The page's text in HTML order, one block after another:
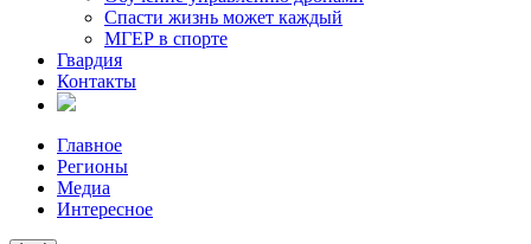
Спасти жизнь может каждый
МГЕР в спорте
Гвардия
Контакты
Главное
Регионы
Медиа
Интересное